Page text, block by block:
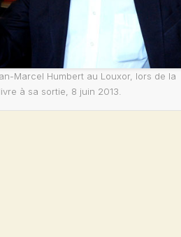
Marcel Humbert au Louxor, lors de la
à sa sortie, 8 juin 2013.